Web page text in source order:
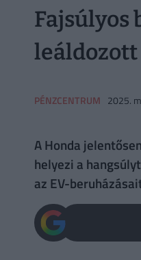
Fajsúlyos
leáldozott
PÉNZCENTRUM 2025.
A Honda
helyezi a
az EV-